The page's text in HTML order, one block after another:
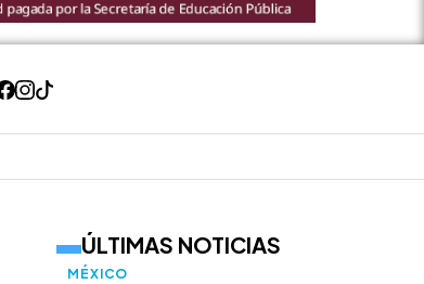
ÚLTIMAS NOTICIAS
MÉXICO